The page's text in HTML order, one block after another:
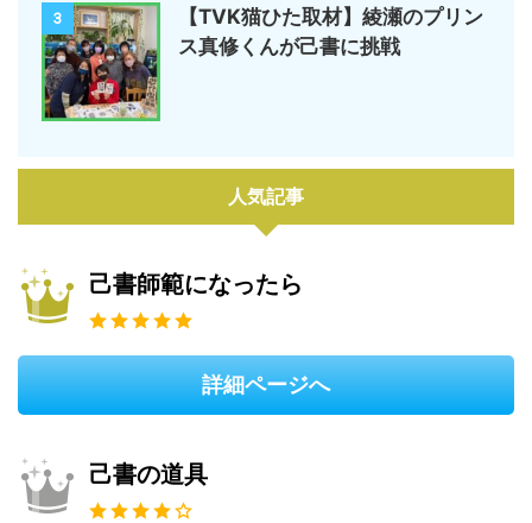
3
【TVK猫ひた取材】綾瀬のプリン
ス真修くんが己書に挑戦
人気記事
己書師範になったら
詳細ページへ
己書の道具